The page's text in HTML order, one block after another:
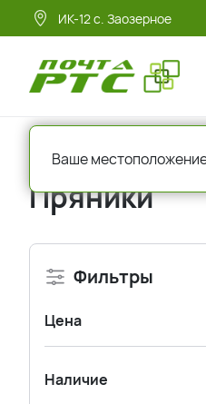
ИК-12 с. Заозерное
Пряники
Фильтры
Цена
Наличие
Ваше